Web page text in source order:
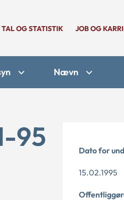
TAL OG STATISTIK JOB OG
Nævn
95 Dato for
15.02.1995